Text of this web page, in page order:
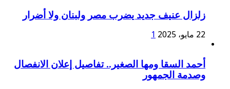
زلزال عنيف جديد يضرب مصر ولبنان ولا أضرار
22 مايو، 2025 1
أحمد السقا ومها الصغير.. تفاصيل إعلان الانفصال
وصدمة الجمهور